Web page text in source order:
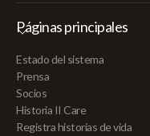
Páginas principales
Estado del sistema
Prensa
Socios
Historia II Care
Registra historias de vida